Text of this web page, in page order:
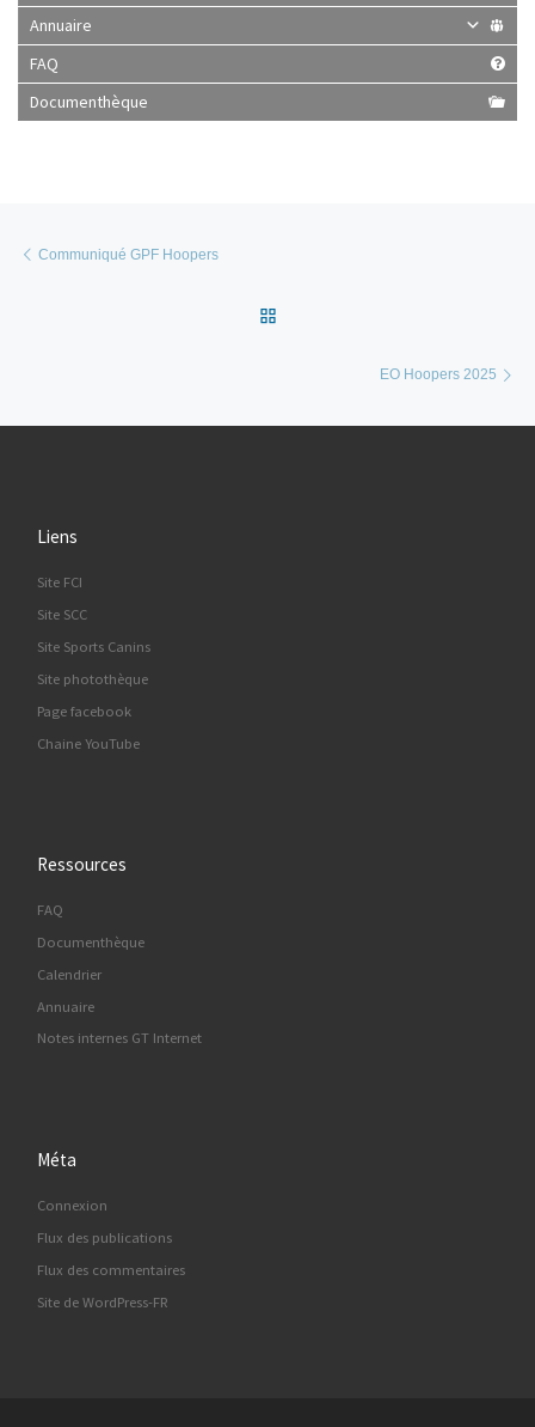
Annuaire
FAQ
Documenthèque
Parcourir les articles
Communiqué GPF Hoopers
EO Hoopers 2025
Liens
Site FCI
Site SCC
Site Sports Canins
Site photothèque
Page facebook
Chaine YouTube
Ressources
FAQ
Documenthèque
Calendrier
Annuaire
Notes internes GT Internet
Méta
Connexion
Flux des publications
Flux des commentaires
Site de WordPress-FR